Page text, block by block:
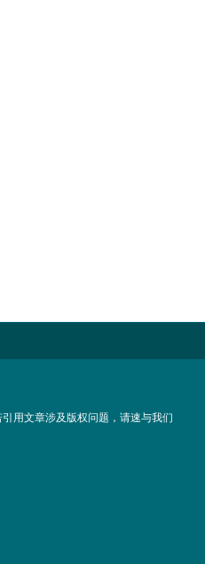
用文章涉及版权问题，请速与我们